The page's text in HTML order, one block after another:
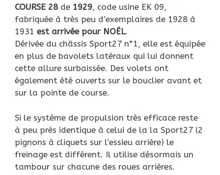
COURSE 28de 1929, code usine EK 09,
fabriquée à très peu d’exemplaires de 1928 à
1931 est arrivée pour NOËL.
Dérivée du châssis Sport27 n°1, elle est équipée
en plus de bavolets latéraux qui lui donnent
cette allure surbaissée. Des volets ont
également été ouverts sur le bouclier avant et
sur la pointe de course.
Si le système de propulsion très efficace reste
à peu près identique à celui de la la Sport27 (2
pignons à cliquets sur l’essieu arrière) le
freinage est différent. Il utilise désormais un
tambour sur chacune des roues arrières.